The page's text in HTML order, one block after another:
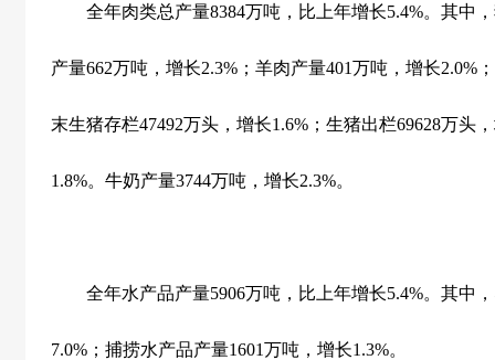
全年肉类总产量8384万吨，比上年增长5.4%。其中
产量662万吨，增长2.3% ；羊肉产量401万吨，增长2.0%
末生猪存栏47492万头，增长1.6% ；生猪出栏69628万头
1.8%。牛奶产量3744万吨，增长2.3%。
全年水产品产量5906万吨，比上年增长5.4%。其中
7.0% ；捕捞水产品产量1601万吨，增长1.3%。